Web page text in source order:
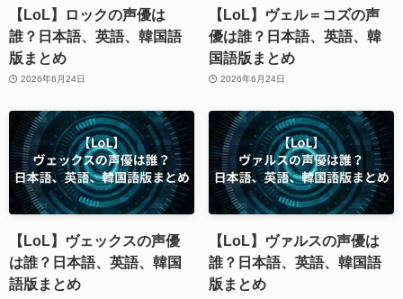
【LoL】ロックの声優は
誰？日本語、英語、韓国語
版まとめ
2026年6月24日
【LoL】ヴェル＝コズの声
優は誰？日本語、英語、韓
国語版まとめ
2026年6月24日
【LoL】ヴェックスの声優
は誰？日本語、英語、韓国
語版まとめ
【LoL】ヴァルスの声優は
誰？日本語、英語、韓国語
版まとめ